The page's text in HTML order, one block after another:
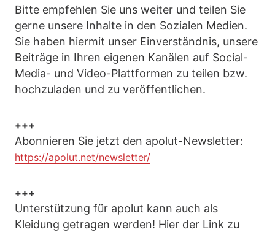
Bitte empfehlen Sie uns weiter und teilen Sie
gerne unsere Inhalte in den Sozialen Medien.
Sie haben hiermit unser Einverständnis, unsere
Beiträge in Ihren eigenen Kanälen auf Social-
Media- und Video-Plattformen zu teilen bzw.
hochzuladen und zu veröffentlichen.
+++
Abonnieren Sie jetzt den apolut-Newsletter:
https://apolut.net/newsletter/
+++
Unterstützung für apolut kann auch als
Kleidung getragen werden! Hier der Link zu